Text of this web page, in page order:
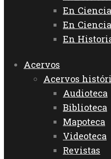
En
En
En
Acervos
Acervos
Audioteca
Biblioteca
Mapoteca
Videoteca
Revistas